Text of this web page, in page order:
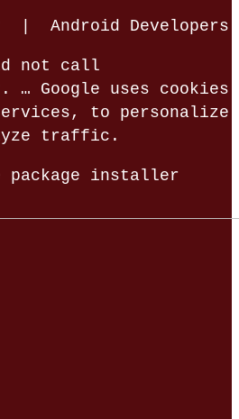
| Android Developers
not call
… Google uses cookies
to personalize
traffic.
package installer